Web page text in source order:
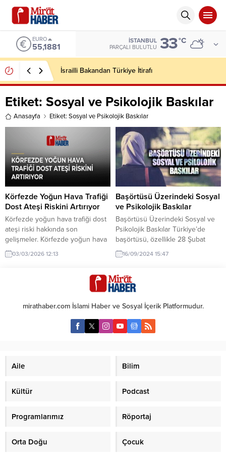
EURO
55,1881
İSTANBUL
PARÇALI BULUTLU 33°C
İsrailli Bakandan Türkiye İtirafı
Etiket: Sosyal ve Psikolojik Baskılar
Anasayfa Etiket: Sosyal ve Psikolojik Baskılar
Körfezde Yoğun Hava Trafiği
Dost Ateşi Riskini Artırıyor
Körfezde yoğun hava trafiği dost
ateşi riski hakkında son
gelişmeler. Körfezde yoğun hava
trafiği ve psikolojik baskı, dost
ateşi riskini artırıyor. Bu durum,
03/03/2026 12:13
Başörtüsü Üzerindeki Sosyal
ve Psikolojik Baskılar
Başörtüsü Üzerindeki Sosyal ve
Psikolojik Baskılar Türkiye’de
başörtüsü, özellikle 28 Şubat
döneminde büyük bir sorun
haline gelmişti. O dönem,
alınmıyor, iş yerlerinde çalışmaları
engelleniyordu. Bu yasaklar,
laiklik adına uygulanıyordu. Ancak
laiklik, inanç özgürlüğünü
korumayı amaçlayan bir ilke
olarak kabul edilmeliyken,
16/09/2024 15:47
mirathaber.com İslami Haber ve Sosyal İçerik Platformudur.
Aile Bilim
Kültür Podcast
Programlarımız Röportaj
Orta Doğu Çocuk